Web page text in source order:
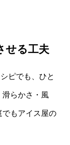
せる工夫
ピでも、ひと
滑らかさ・風
でもアイス屋の